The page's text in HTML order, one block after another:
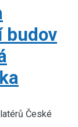
budov
České